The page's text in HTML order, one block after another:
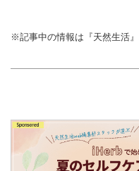
※記事中の情報は『天然生活